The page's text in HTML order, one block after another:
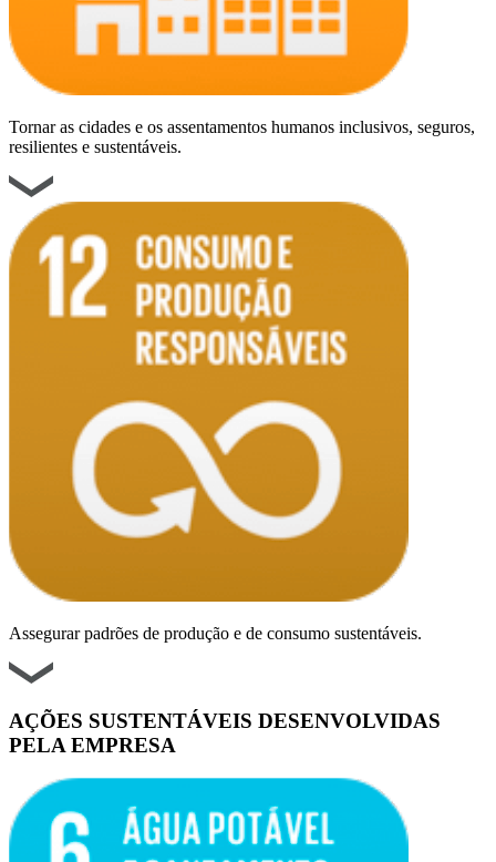
Tornar as cidades e os assentamentos humanos inclusivos, seguros,
resilientes e sustentáveis.
Assegurar padrões de produção e de consumo sustentáveis.
AÇÕES SUSTENTÁVEIS DESENVOLVIDAS
PELA EMPRESA